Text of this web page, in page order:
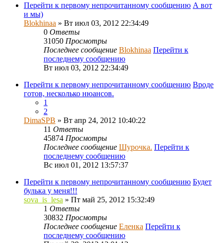
Перейти к первому непрочитанному сообщению А вот
и мы)
Blokhinaa » Вт июл 03, 2012 22:34:49
0 Ответы
31050 Просмотры
Последнее сообщение Blokhinaa Перейти к
последнему сообщению
Вт июл 03, 2012 22:34:49
Перейти к первому непрочитанному сообщению Вроде
готов, несколько нюансов.
1
2
DimaSPB » Вт апр 24, 2012 10:40:22
11 Ответы
45874 Просмотры
Последнее сообщение Шурочка. Перейти к
последнему сообщению
Вс июл 01, 2012 13:57:37
Перейти к первому непрочитанному сообщению Будет
булька у меня!!!
sova_is_lesa » Пт май 25, 2012 15:32:49
1 Ответы
30832 Просмотры
Последнее сообщение Еленка Перейти к
последнему сообщению